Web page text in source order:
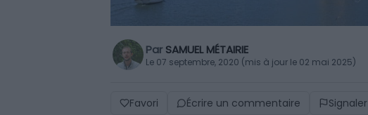
Par SAMUEL MÉTAIRIE
Le 07 septembre, 2020 (mis à jour le 02 mai 2025)
Favori Écrire un commentaire Signaler